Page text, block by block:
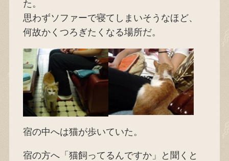
た。
思わずソファーで寝てしまいそうなほど、
何故かくつろぎたくなる場所だ。
宿の中へは猫が歩いていた。
宿の方へ「猫飼ってるんですか」と聞くと